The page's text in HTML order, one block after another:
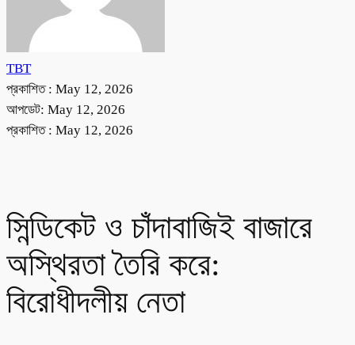
TBT
প্রকাশিত : May 12, 2026
আপডেট: May 12, 2026
প্রকাশিত : May 12, 2026
সিন্ডিকেট ও চাঁদাবাজিই বাজারে
অস্থিরতা তৈরি করে:
বিরোধীদলীয় নেতা